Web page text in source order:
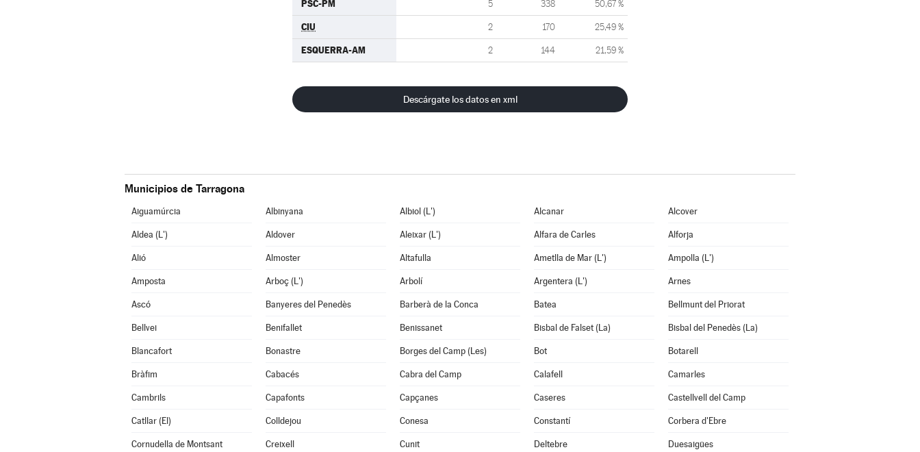
PSC-PM 5 338 50,67 %
CIU 2 170 25,49 %
ESQUERRA-AM 2 144 21,59 %
Descárgate los datos en xml
Municipios de Tarragona
Aiguamúrcia Albinyana Albiol (L') Alcanar Alcover
Aldea (L') Aldover Aleixar (L') Alfara de Carles Alforja
Alió Almoster Altafulla Ametlla de Mar (L') Ampolla (L')
Amposta Arboç (L') Arbolí Argentera (L') Arnes
Ascó Banyeres del Penedès Barberà de la Conca Batea Bellmunt del Priorat
Bellvei Benifallet Benissanet Bisbal de Falset (La) Bisbal del Penedès (La)
Blancafort Bonastre Borges del Camp (Les) Bot Botarell
Bràfim Cabacés Cabra del Camp Calafell Camarles
Cambrils Capafonts Capçanes Caseres Castellvell del Camp
Catllar (El) Colldejou Conesa Constantí Corbera d'Ebre
Cornudella de Montsant Creixell Cunit Deltebre Duesaigües